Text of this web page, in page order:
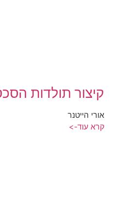
קיצור תולדות
אורי הייטנר
קרא עוד->